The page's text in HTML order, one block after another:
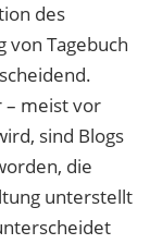
des
von Tagebuch
– meist vor
sind Blogs
die
unterstellt